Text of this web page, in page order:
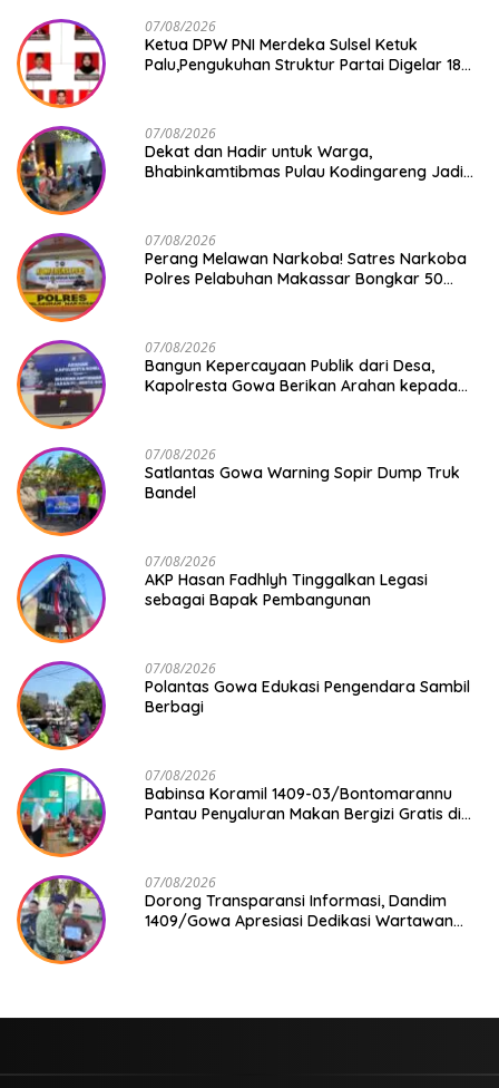
07/08/2026
Ketua DPW PNI Merdeka Sulsel Ketuk
Palu,Pengukuhan Struktur Partai Digelar 18
07/08/2026
Dekat dan Hadir untuk Warga,
Bhabinkamtibmas Pulau Kodingareng Jadi
07/08/2026
Perang Melawan Narkoba! Satres Narkoba
Polres Pelabuhan Makassar Bongkar 50
07/08/2026
Bangun Kepercayaan Publik dari Desa,
Kapolresta Gowa Berikan Arahan kepada
07/08/2026
Satlantas Gowa Warning Sopir Dump Truk
Bandel
07/08/2026
AKP Hasan Fadhlyh Tinggalkan Legasi
sebagai Bapak Pembangunan
07/08/2026
Polantas Gowa Edukasi Pengendara Sambil
Berbagi
07/08/2026
Babinsa Koramil 1409-03/Bontomarannu
Pantau Penyaluran Makan Bergizi Gratis di
07/08/2026
Dorong Transparansi Informasi, Dandim
1409/Gowa Apresiasi Dedikasi Wartawan